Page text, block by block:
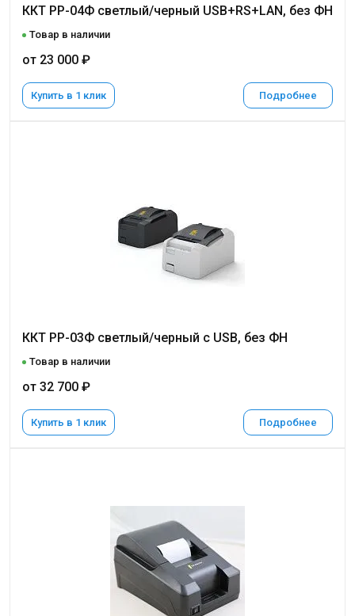
ККТ РР-04Ф светлый/черный USB+RS+LAN, без ФН
Товар в наличии
от 23 000 ₽
Купить в 1 клик Подробнее
ККТ РР-03Ф светлый/черный с USB, без ФН
Товар в наличии
от 32 700 ₽
Купить в 1 клик Подробнее